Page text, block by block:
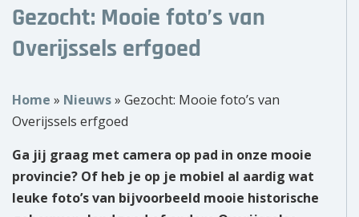
Contact
Gezocht: Mooie foto’s van
Overijssels erfgoed
Home » Nieuws» Gezocht: Mooie foto’s van
Overijssels erfgoed
Ga jij graag met camera op pad in onze mooie
provincie? Of heb je op je mobiel al aardig wat
leuke foto’s van bijvoorbeeld mooie historische